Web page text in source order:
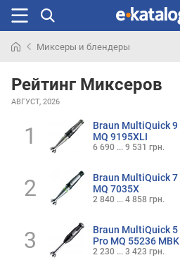
раньше
Миксеры и блендеры
Рейтинг Миксеров
АВГУСТ, 2026
1
Braun MultiQuick 9
MQ 9195XLI
6 690 ... 9 531 грн.
2
Braun MultiQuick 7
MQ 7035X
2 840 ... 4 858 грн.
3
Braun MultiQuick 5
Pro MQ 55236 MBK
2 230 ... 3 423 грн.